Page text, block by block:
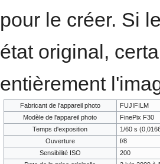
pour le créer. Si
état original,
entièrement
Fabricant de l'appareil photo
FUJIFILM
Modèle de l'appareil photo
FinePix F30
Temps d'exposition
1/60 s
Ouverture
f/8
Sensibilité ISO
200